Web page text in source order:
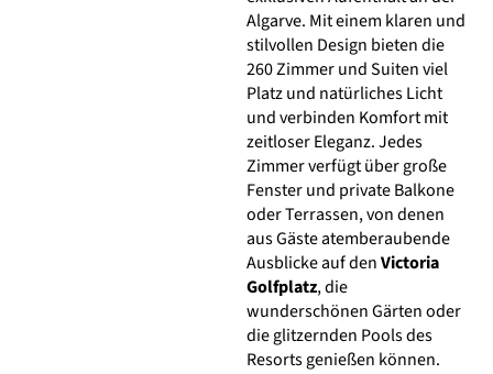
Algarve. Mit einem klaren und
stilvollen Design bieten die
260 Zimmer und Suiten viel
Platz und natürliches Licht
und verbinden Komfort mit
zeitloser Eleganz. Jedes
Zimmer verfügt über große
Fenster und private Balkone
oder Terrassen, von denen
aus Gäste atemberaubende
Ausblicke auf denVictoria
Golfplatz, die
wunderschönen Gärten oder
die glitzernden Pools des
Resorts genießen können.